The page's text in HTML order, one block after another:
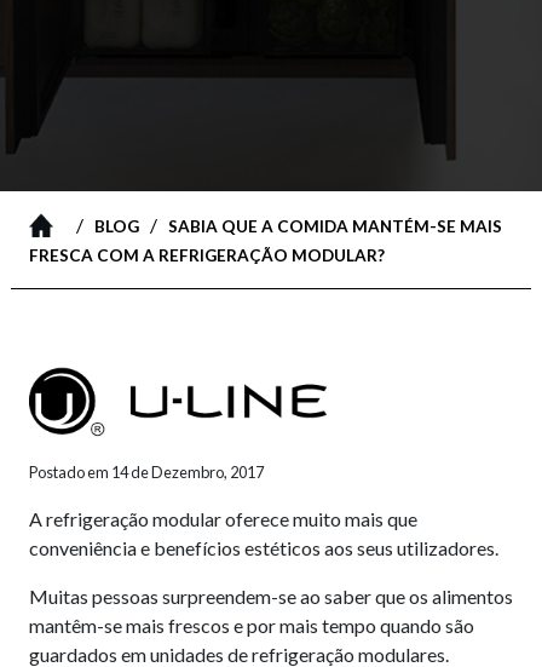
/ BLOG/ SABIA QUE A COMIDA MANTÉM-SE MAIS
FRESCA COM A REFRIGERAÇÃO MODULAR?
Postado em 14 de Dezembro, 2017
A refrigeração modular oferece muito mais que
conveniência e benefícios estéticos aos seus utilizadores.
Muitas pessoas surpreendem-se ao saber que os alimentos
mantêm-se mais frescos e por mais tempo quando são
guardados em unidades de refrigeração modulares.